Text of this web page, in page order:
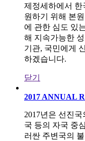
제정세하에서 한
원하기 위해 본
에 관한 심도 있
해 지속가능한
기관, 국민에게
하겠습니다.
닫기
2017 ANNUAL
2017년은 선진
국 등의 자국 중
러싼 주변국의